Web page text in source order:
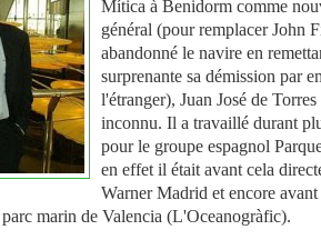
Mítica à Benidorm comme
général (pour remplacer John
abandonné le navire en
surprenante sa démission par
l'étranger), Juan José de
inconnu. Il a travaillé durant
pour le groupe espagnol
en effet il était avant cela
Warner Madrid et encore
marin de Valencia (L'Oceanogràfic).